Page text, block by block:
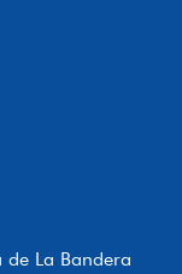
La Bandera